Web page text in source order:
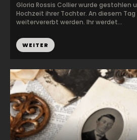
Gloria Rossis Collier wurde gestohlen
Hochzeit ihrer Tochter. An diesem
weitervererbt werden. Ihr werdet...
WEITER